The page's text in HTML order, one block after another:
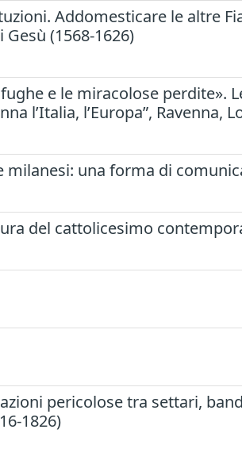
Addomesticare le altre
(1568-1626)
e le miracolose perdite».
l’Italia, l’Europa”, Ravenna,
una forma di
del cattolicesimo
pericolose tra settari,
1826)